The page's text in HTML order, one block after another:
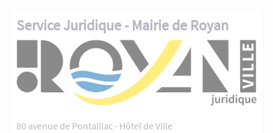
Service Juridique - Mairie de Royan
80 avenue de Pontaillac - Hôtel de Ville